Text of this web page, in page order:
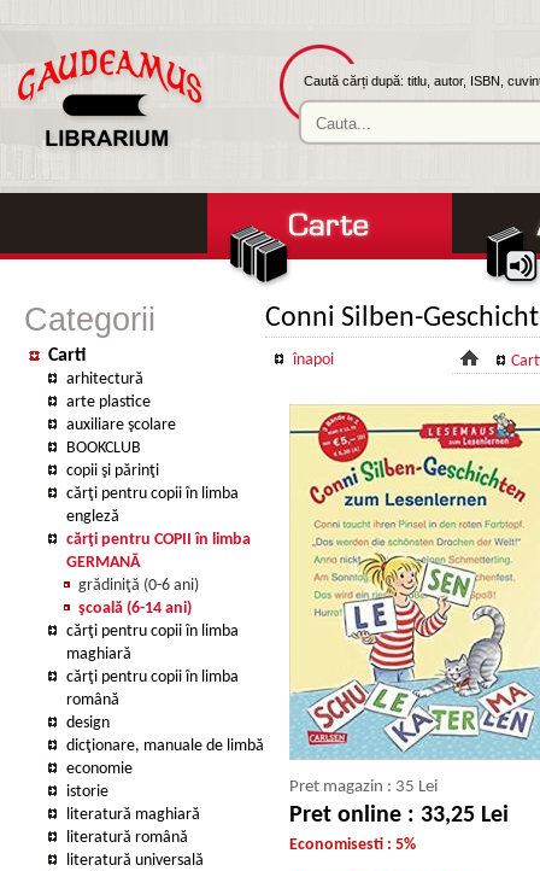
Caută cărți după: titlu, autor, ISBN,
Categorii
Carti
arhitectură
arte plastice
auxiliare şcolare
BOOKCLUB
copii şi părinţi
cărţi pentru copii în limba
engleză
cărţi pentru COPII în limba
GERMANĂ
grădiniţă (0-6 ani)
şcoală (6-14 ani)
cărţi pentru copii în limba
maghiară
cărţi pentru copii în limba
română
design
dicţionare, manuale de limbă
economie
istorie
literatură maghiară
literatură română
literatură universală
Conni Silben-
înapoi
Pret magazin : 35 Lei
Pret online : 33,25 Lei
Economisesti : 5%